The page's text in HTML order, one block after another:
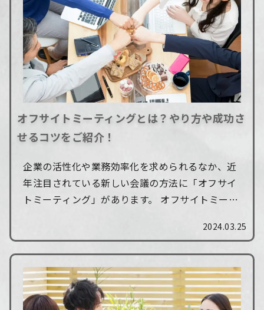
オフサイトミーティングとは？やり方や成功さ
せるコツをご紹介！
企業の活性化や業務効率化を求められるなか、近
年注目されている新しい会議の方法に「オフサイ
トミーティング」があります。 オフサイトミーテ
を生み出すメリットがある一方、事前準備や進...
2024.03.25